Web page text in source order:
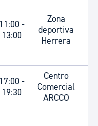
11:00 -
13:00
Zona
deportiva
Herrera
17:00 -
19:30
Centro
Comercial
ARCCO